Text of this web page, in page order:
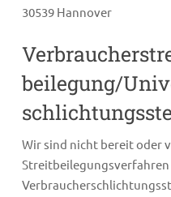
30539 Hannover
beilegung/
Wir sind nicht bereit oder